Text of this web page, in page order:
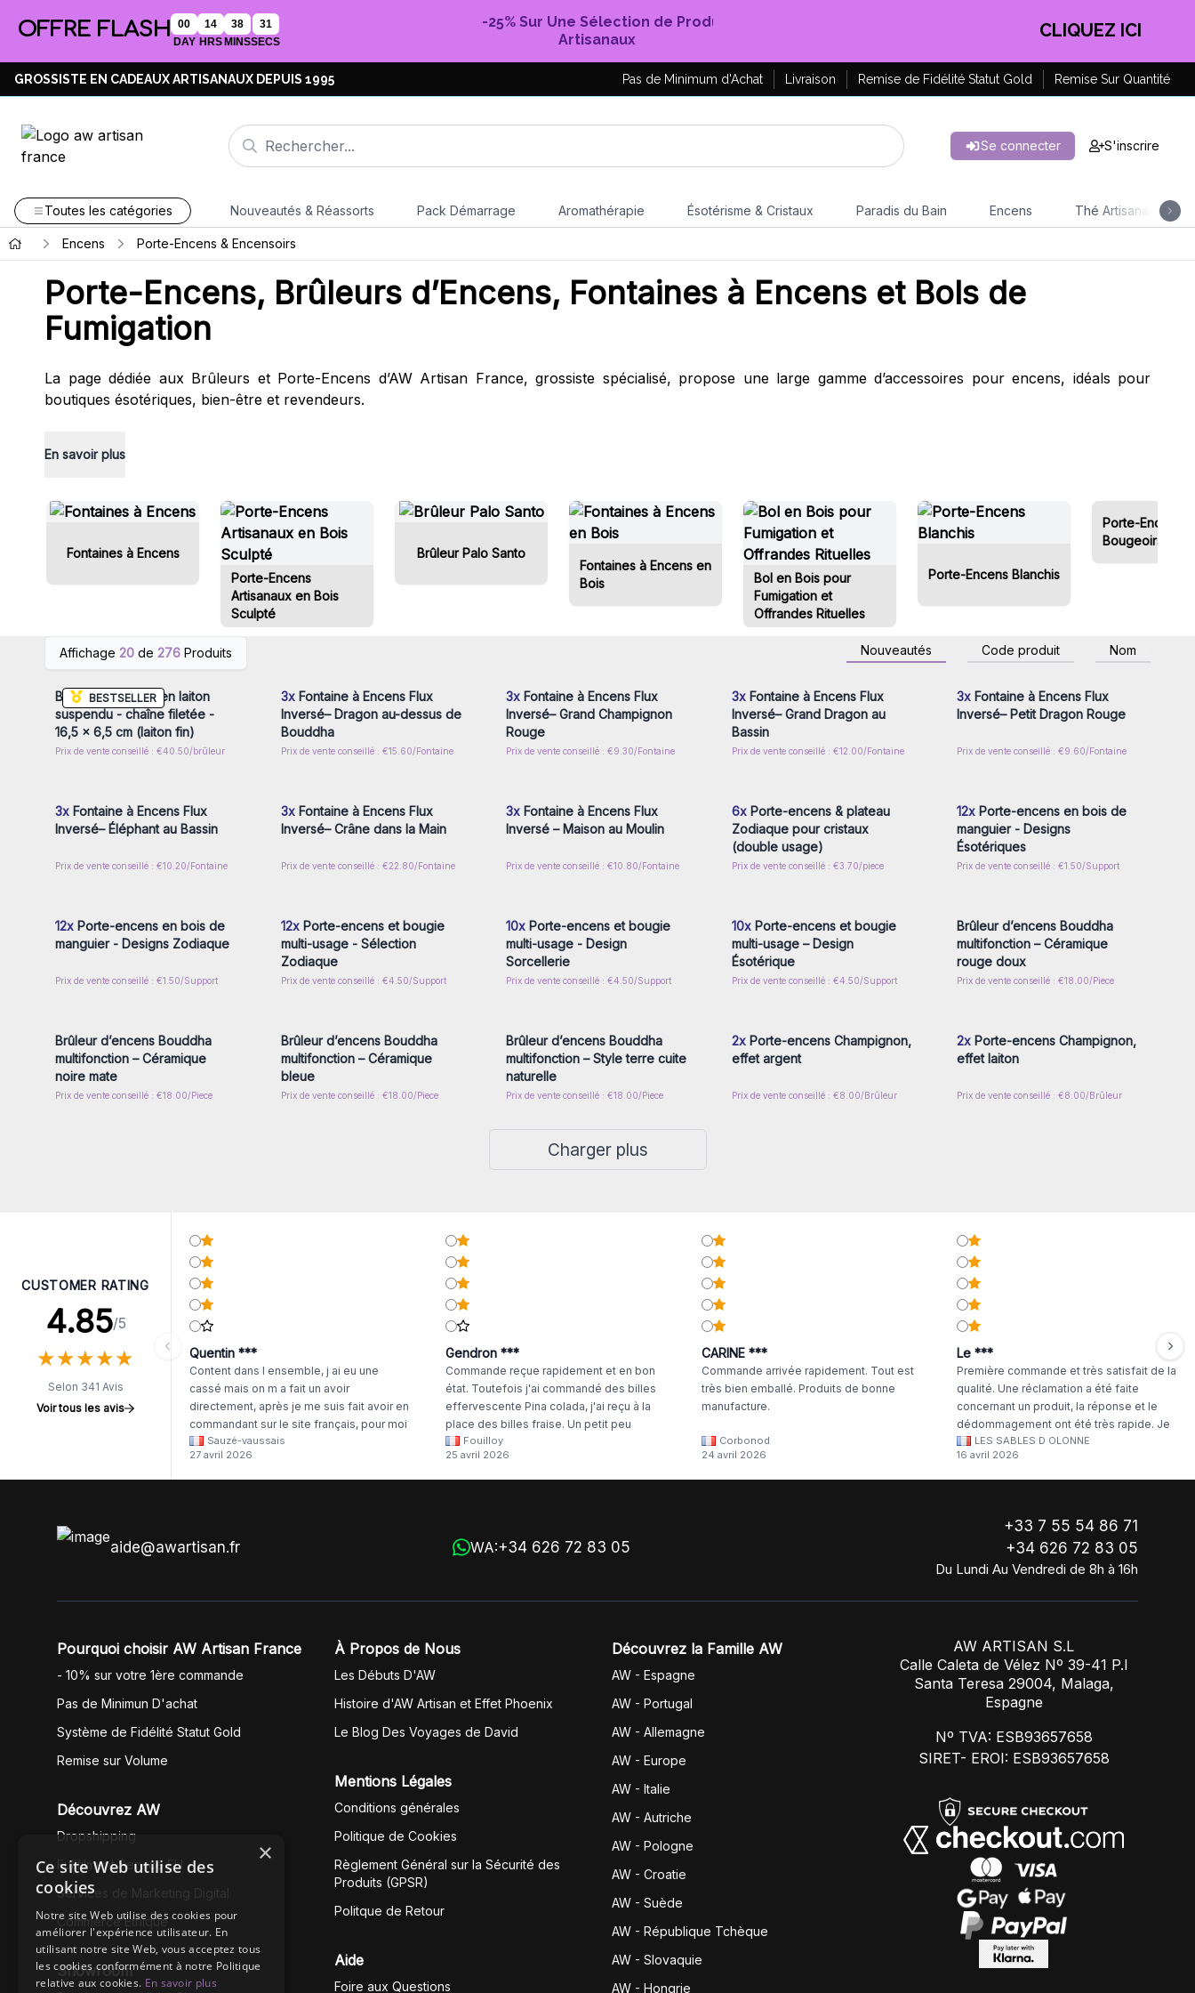
OFFRE FLASH
00
DAY
14
HRS
38
MINS
31
SECS
-25% Sur Une Sélection de Produits
Artisanaux
CLIQUEZ ICI
GROSSISTE EN CADEAUX ARTISANAUX DEPUIS 1995 Pas de Minimum d'Achat Livraison Remise de Fidélité Statut Gold Remise Sur Quantité
Se connecter S'inscrire
Toutes les catégories Nouveautés & Réassorts Pack Démarrage Aromathérapie Ésotérisme & Cristaux Paradis du Bain Encens Thé Artisanal
Encens Porte-Encens & Encensoirs
Porte-Encens, Brûleurs d’Encens, Fontaines à Encens et Bols de
Fumigation
La page dédiée aux Brûleurs et Porte-Encens d’AW Artisan France, grossiste spécialisé, propose une large gamme d’accessoires pour encens, idéals pour
boutiques ésotériques, bien-être et revendeurs.
En savoir plus
Fontaines à Encens
Porte-Encens
Artisanaux en Bois
Sculpté
Brûleur Palo Santo
Fontaines à Encens en
Bois
Bol en Bois pour
Fumigation et
Offrandes Rituelles
Porte-Encens Blanchis
Porte-Encens
Bougeoirs en
Affichage 20 de 276 Produits Nouveautés Code produit Nom
BESTSELLER
vous pour accéder aux prix de
gros
Brûleur d'encens en laiton
suspendu - chaîne filetée -
16,5 × 6,5 cm (laiton fin)
Prix de vente conseillé : €40.50/brûleur
3xFontaine à Encens Flux
Inversé– Dragon au-dessus de
Bouddha
Prix de vente conseillé : €15.60/Fontaine
3x Fontaine à Encens Flux
Inversé– Grand Champignon
Rouge
Prix de vente conseillé : €9.30/Fontaine
Connectez-vous ou inscrivez-
vous pour accéder aux prix de
3xFontaine à Encens Flux
Inversé– Grand Dragon au
Bassin
Prix de vente conseillé : €12.00/Fontaine
Connectez-vous ou inscrivez-
vous pour accéder aux prix de
gros
3x Fontaine à Encens Flux
Inversé– Petit Dragon Rouge
Prix de vente conseillé : €9.60/Fontaine
Connectez-vous ou inscrivez-
3x Fontaine à Encens Flux
Inversé– Éléphant au Bassin
Prix de vente conseillé : €10.20/Fontaine
Connectez-vous ou inscrivez-
3xFontaine à Encens Flux
Inversé– Crâne dans la Main
Prix de vente conseillé : €22.80/Fontaine
Connectez-vous ou inscrivez-
3x Fontaine à Encens Flux
Inversé – Maison au Moulin
Prix de vente conseillé : €10.80/Fontaine
Connectez-vous ou inscrivez-
6xPorte-encens & plateau
Zodiaque pour cristaux
(double usage)
Prix de vente conseillé : €3.70/piece
Connectez-vous ou inscrivez-
12x Porte-encens en bois de
manguier - Designs
Ésotériques
Prix de vente conseillé : €1.50/Support
Connectez-vous ou inscrivez-
12x Porte-encens en bois de
manguier - Designs Zodiaque
Prix de vente conseillé : €1.50/Support
Connectez-vous ou inscrivez-
12xPorte-encens et bougie
multi-usage - Sélection
Zodiaque
Prix de vente conseillé : €4.50/Support
Connectez-vous ou inscrivez-
10x Porte-encens et bougie
multi-usage - Design
Sorcellerie
Prix de vente conseillé : €4.50/Support
Connectez-vous ou inscrivez-
10xPorte-encens et bougie
multi-usage – Design
Ésotérique
Prix de vente conseillé : €4.50/Support
Connectez-vous ou inscrivez-
Brûleur d’encens Bouddha
multifonction – Céramique
rouge doux
Prix de vente conseillé : €18.00/Piece
Connectez-vous ou inscrivez-
Brûleur d’encens Bouddha
multifonction – Céramique
noire mate
Prix de vente conseillé : €18.00/Piece
Connectez-vous ou inscrivez-
Brûleur d’encens Bouddha
multifonction – Céramique
bleue
Prix de vente conseillé : €18.00/Piece
Connectez-vous ou inscrivez-
Brûleur d’encens Bouddha
multifonction – Style terre cuite
naturelle
Prix de vente conseillé : €18.00/Piece
Connectez-vous ou inscrivez-
2xPorte-encens Champignon,
effet argent
Prix de vente conseillé : €8.00/Brûleur
Connectez-vous ou inscrivez-
2x Porte-encens Champignon,
effet laiton
Prix de vente conseillé : €8.00/Brûleur
Charger plus
CUSTOMER RATING
4.85/5
★★★★★
★★★★★
Selon 341 Avis
Voir tous les avis
Quentin ***
Content dans l ensemble, j ai eu une
cassé mais on m a fait un avoir
directement, après je me suis fait avoir en
commandant sur le site français, pour moi
il était évident que les produits était de la
même langue mais raté tout est en
anglais.
Sauzé-vaussais
27 avril 2026
Gendron ***
Commande reçue rapidement et en bon
état. Toutefois j'ai commandé des billes
effervescente Pina colada, j'ai reçu à la
place des billes fraise. Un petit peu
dommage
Fouilloy
25 avril 2026
CARINE ***
Commande arrivée rapidement. Tout est
très bien emballé. Produits de bonne
manufacture.
Corbonod
24 avril 2026
Le ***
Première commande et très satisfait de la
qualité. Une réclamation a été faite
concernant un produit, la réponse et le
dédommagement ont été très rapide. Je
continuerai à commander chez WA Artisan
!
LES SABLES D OLONNE
16 avril 2026
aide@awartisan.fr WA:+34 626 72 83 05
+33 7 55 54 86 71
+34 626 72 83 05
Du Lundi Au Vendredi de 8h à 16h
Pourquoi choisir AW Artisan France
- 10% sur votre 1ère commande
Pas de Minimun D'achat
Système de Fidélité Statut Gold
Remise sur Volume
Découvrez AW
Dropshipping
Fullfilment Service EU
Services de Marketing Digital
Commerce Éthique
Showroom
À Propos de Nous
Les Débuts D'AW
Histoire d'AW Artisan et Effet Phoenix
Le Blog Des Voyages de David
Mentions Légales
Conditions générales
Politique de Cookies
Règlement Général sur la Sécurité des
Produits (GPSR)
Politque de Retour
Aide
Foire aux Questions
Découvrez la Famille AW
AW - Espagne
AW - Portugal
AW - Allemagne
AW - Europe
AW - Italie
AW - Autriche
AW - Pologne
AW - Croatie
AW - Suède
AW - République Tchèque
AW - Slovaquie
AW - Hongrie
AW ARTISAN S.L
Calle Caleta de Vélez Nº 39-41 P.I
Santa Teresa 29004, Malaga,
Espagne
Nº TVA: ESB93657658
SIRET- EROI: ESB93657658
×
Ce site Web utilise des
cookies
Notre site Web utilise des cookies pour
améliorer l'expérience utilisateur. En
utilisant notre site Web, vous acceptez tous
les cookies conformément à notre Politique
relative aux cookies. En savoir plus